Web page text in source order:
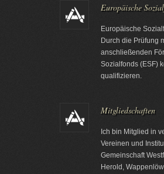
Europäische
Europäische
Durch die Prüfung
anschließenden
Sozialfonds (ESF)
qualifizieren.
Mitgliedschaften
Ich bin Mitglied in
Vereinen und
Gemeinschaft
Herold,